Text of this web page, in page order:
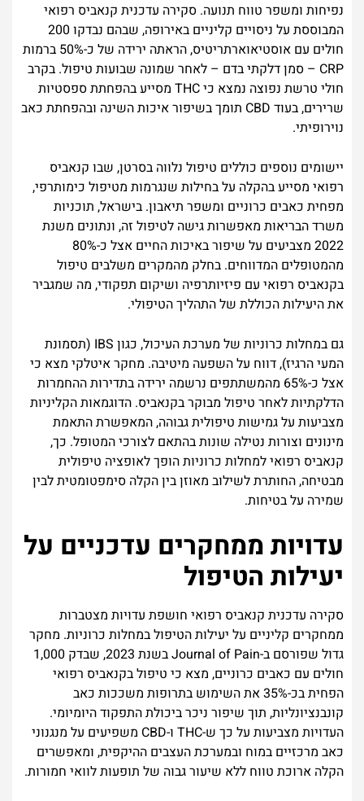
נפיחות ומשפר טווח תנועה. סקירה עדכנית קנאביס רפואי
המבוססת על ניסויים קליניים באירופה, שבהם נבדקו 200
חולים עם אוסטיאוארתריטיס, הראתה ירידה של כ-50% ברמות
CRP – סמן דלקתי בדם – לאחר שמונה שבועות טיפול. בקרב
חולי טרשת נפוצה נמצא כי THC מסייע בהפחתת ספסטיות
שרירים, בעוד CBD תומך בשיפור איכות השינה ובהפחתת כאב
נוירופיתי.
יישומים נוספים כוללים טיפול נלווה בסרטן, שבו קנאביס
רפואי מסייע בהקלה על בחילות שנגרמות מטיפול כימותרפי,
מפחית כאבים כרוניים ומשפר תיאבון. בישראל, תוכניות
משרד הבריאות מאפשרות גישה לטיפול זה, ונתונים משנת
2022 מצביעים על שיפור באיכות החיים אצל כ-80%
מהמטופלים המדווחים. בחלק מהמקרים משלבים טיפול
בקנאביס רפואי עם פיזיותרפיה ושיקום תפקודי, מה שמגביר
את היעילות הכוללת של התהליך הטיפולי.
גם במחלות כרוניות של מערכת העיכול, כגון IBS (תסמונת
המעי הרגיז), דווח על השפעה מיטיבה. מחקר איטלקי מצא כי
אצל כ-65% מהמשתתפים נרשמה ירידה בתדירות ההחמרות
הדלקתיות לאחר טיפול מבוקר בקנאביס. הדוגמאות הקליניות
מצביעות על גמישות טיפולית גבוהה, המאפשרת התאמת
מינונים וצורות נטילה שונות בהתאם לצורכי המטופל. כך,
קנאביס רפואי למחלות כרוניות הופך לאופציה טיפולית
מבטיחה, החותרת לשילוב מאוזן בין הקלה סימפטומטית לבין
שמירה על בטיחות.
עדויות ממחקרים עדכניים על
יעילות הטיפול
סקירה עדכנית קנאביס רפואי חושפת עדויות מצטברות
ממחקרים קליניים על יעילות הטיפול במחלות כרוניות. מחקר
גדול שפורסם ב-Journal of Pain בשנת 2023, שבדק 1,000
חולים עם כאבים כרוניים, מצא כי טיפול בקנאביס רפואי
הפחית בכ-35% את השימוש בתרופות משככות כאב
קונבנציונליות, תוך שיפור ניכר ביכולת התפקוד היומיומי.
העדויות מצביעות על כך ש-THC ו-CBD משפיעים על מנגנוני
כאב מרכזיים במוח ובמערכת העצבים ההיקפית, ומאפשרים
הקלה ארוכת טווח ללא שיעור גבוה של תופעות לוואי חמורות.